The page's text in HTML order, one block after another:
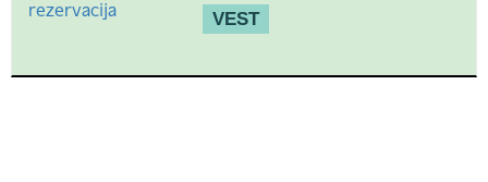
VEST